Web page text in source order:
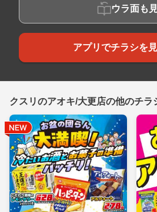
ウラ面も
アプリでチラシを
クスリのアオキ/大更店の他のチラ